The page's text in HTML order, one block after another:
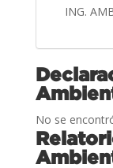
ING.
No se